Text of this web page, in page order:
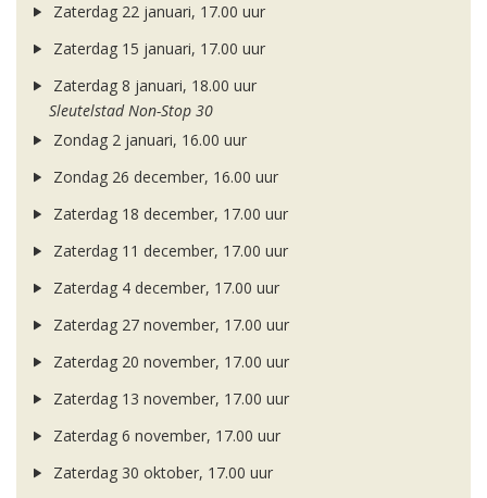
Zaterdag 22 januari, 17.00 uur
Zaterdag 15 januari, 17.00 uur
Zaterdag 8 januari, 18.00 uur
Sleutelstad Non-Stop 30
Zondag 2 januari, 16.00 uur
Zondag 26 december, 16.00 uur
Zaterdag 18 december, 17.00 uur
Zaterdag 11 december, 17.00 uur
Zaterdag 4 december, 17.00 uur
Zaterdag 27 november, 17.00 uur
Zaterdag 20 november, 17.00 uur
Zaterdag 13 november, 17.00 uur
Zaterdag 6 november, 17.00 uur
Zaterdag 30 oktober, 17.00 uur